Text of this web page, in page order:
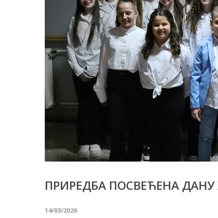
ПРИРЕДБА ПОСВЕЋЕНА
14/03/2026